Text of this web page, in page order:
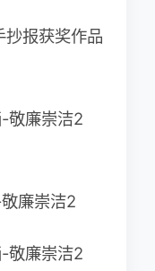
报获奖作品
廉崇洁2